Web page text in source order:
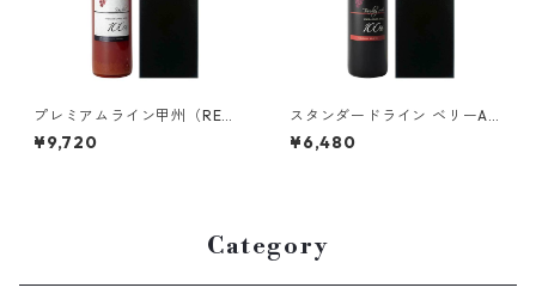
プレミアムライン甲州（RE
D） 果汁100％ストレート最
高級ぶどうジュース720ml
¥9,720
スタンダードライン ベリーA
果汁100％ストレート最高級ぶ
どうジュース720ml
¥6,480
Category